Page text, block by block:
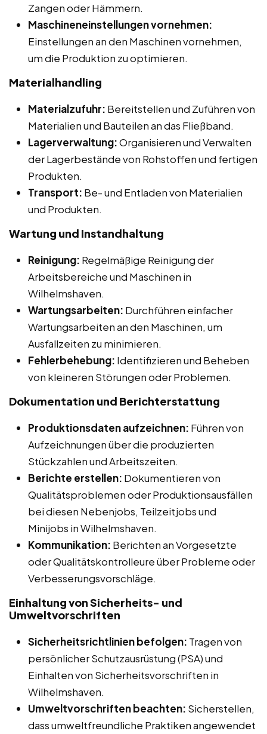
Zangen oder Hämmern.
Maschineneinstellungen vornehmen:
Einstellungen an den Maschinen vornehmen,
um die Produktion zu optimieren.
Materialhandling
Materialzufuhr: Bereitstellen und Zuführen von
Materialien und Bauteilen an das Fließband.
Lagerverwaltung:Organisieren und Verwalten
der Lagerbestände von Rohstoffen und fertigen
Produkten.
Transport: Be- und Entladen von Materialien
und Produkten.
Wartung und Instandhaltung
Reinigung: Regelmäßige Reinigung der
Arbeitsbereiche und Maschinen in
Wilhelmshaven.
Wartungsarbeiten: Durchführen einfacher
Wartungsarbeiten an den Maschinen, um
Ausfallzeiten zu minimieren.
Fehlerbehebung: Identifizieren und Beheben
von kleineren Störungen oder Problemen.
Dokumentation und Berichterstattung
Produktionsdaten aufzeichnen: Führen von
Aufzeichnungen über die produzierten
Stückzahlen und Arbeitszeiten.
Berichte erstellen: Dokumentieren von
Qualitätsproblemen oder Produktionsausfällen
bei diesen Nebenjobs, Teilzeitjobs und
Minijobs in Wilhelmshaven.
Kommunikation: Berichten an Vorgesetzte
oder Qualitätskontrolleure über Probleme oder
Verbesserungsvorschläge.
Einhaltung von Sicherheits- und
Umweltvorschriften
Sicherheitsrichtlinien befolgen: Tragen von
persönlicher Schutzausrüstung (PSA) und
Einhalten von Sicherheitsvorschriften in
Wilhelmshaven.
Umweltvorschriften beachten: Sicherstellen,
dass umweltfreundliche Praktiken angewendet